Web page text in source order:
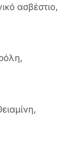
ασβέστιο,